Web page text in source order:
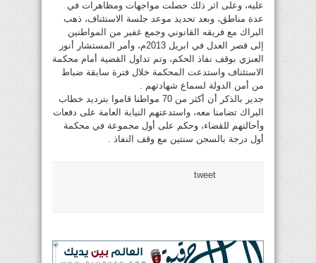
عليه، وعلى اثر ذلك حصلت مواجهات ومظاهرات في
عدة مناطق، وبعد تحديد موعد جلسة الاستئناف، ذهب
البراك مع فريقه القانوني وجمع غفير من المواطنين
إلى قصر العدل في ابريل 2013م، وأمر المستشار أنور
العنزي بوقف نفاذ الحكم، وتم تداول القضية أمام محكمة
الاستئناف واستدعت المحكمة خلال فترة سابقة ضباط
من أمن الدولة لسماع شهادتهم .
جدير بالذكر أن أكثر من 70 مواطنا قاموا بترديد خطاب
البراك تضامنا معه، واستدعتهم النيابة العامة على دفعات
وأحالتهم للقضاء، وحكم على أول مجموعة في محكمة
أول درجة بالسجن سنتين مع وقف النفاذ .
tweet